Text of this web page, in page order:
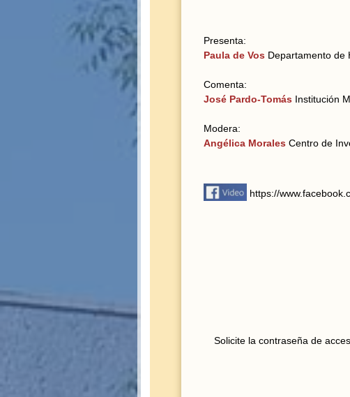
Presenta:
Paula de Vos Departamento de
Comenta:
José Pardo-Tomás Institución
Modera:
Angélica MoralesCentro de
https://
Solicite la contraseña de